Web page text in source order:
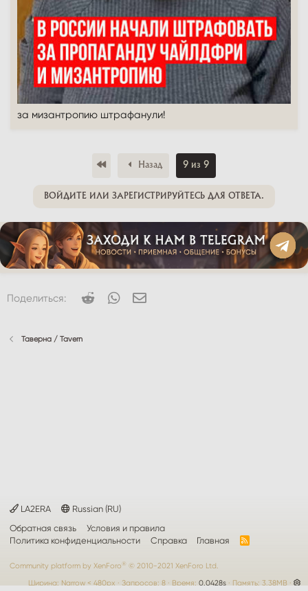
за мизантропию штрафанули!
Первый Назад 9 из 9
ВОЙДИТЕ ИЛИ ЗАРЕГИСТРИРУЙТЕСЬ ДЛЯ ОТВЕТА.
Поделиться: Reddit WhatsApp
Таверна / Tavern
LA2ERA
Russian (RU)
Обратная связь
Условия и правила
Политика конфиденциальности
Справка Главная
R
Community platform by XenForo® © 2010-2021 XenForo Ltd.
Ширина
Запросов 8 Время 0.0428s Память 3.38MB